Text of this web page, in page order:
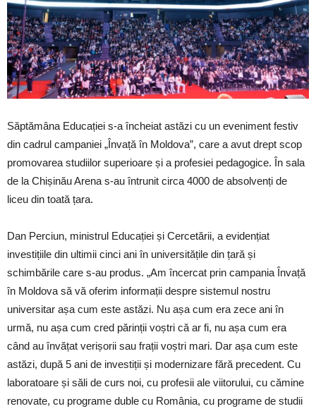
Săptămâna Educației s-a încheiat astăzi cu un eveniment festiv
din cadrul campaniei „Învață în Moldova”, care a avut drept scop
promovarea studiilor superioare și a profesiei pedagogice. În sala
de la Chișinău Arena s-au întrunit circa 4000 de absolvenți de
liceu din toată țara.
Dan Perciun, ministrul Educației și Cercetării, a evidențiat
investițiile din ultimii cinci ani în universitățile din țară și
schimbările care s-au produs. „Am încercat prin campania Învață
în Moldova să vă oferim informații despre sistemul nostru
universitar așa cum este astăzi. Nu așa cum era zece ani în
urmă, nu așa cum cred părinții voștri că ar fi, nu așa cum era
când au învățat verișorii sau frații voștri mari. Dar așa cum este
astăzi, după 5 ani de investiții și modernizare fără precedent. Cu
laboratoare și săli de curs noi, cu profesii ale viitorului, cu cămine
renovate, cu programe duble cu România, cu programe de studii